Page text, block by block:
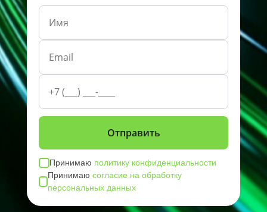
Принимаю политику конфиденциальности
Принимаюсогласие на обработку
персональных данных